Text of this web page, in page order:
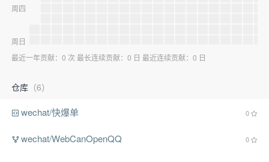
周四
周日
最近一年贡献：0 次 最长连续贡献：0 日 最近连续贡献：0 日
仓库 （6）
wechat/快爆单 0
wechat/WebCanOpenQQ 0